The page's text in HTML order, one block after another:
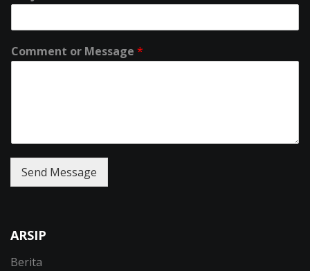
Comment or Message *
Send Message
ARSIP
Berita